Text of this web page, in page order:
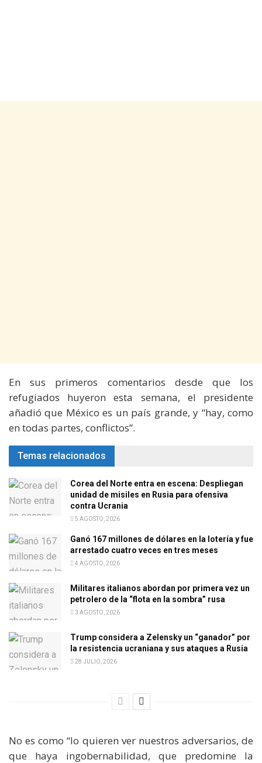
En sus primeros comentarios desde que los
refugiados huyeron esta semana, el presidente
añadió que México es un país grande, y “hay, como
en todas partes, conflictos”.
Temas relacionados
Corea del Norte entra en escena: Despliegan
unidad de misiles en Rusia para ofensiva
contra Ucrania
5 AGOSTO, 2026
Ganó 167 millones de dólares en la lotería y fue
arrestado cuatro veces en tres meses
4 AGOSTO, 2026
Militares italianos abordan por primera vez un
petrolero de la “flota en la sombra” rusa
3 AGOSTO, 2026
Trump considera a Zelensky un “ganador” por
la resistencia ucraniana y sus ataques a Rusia
28 JULIO, 2026
No es como “lo quieren ver nuestros adversarios, de
que haya ingobernabilidad, que predomine la